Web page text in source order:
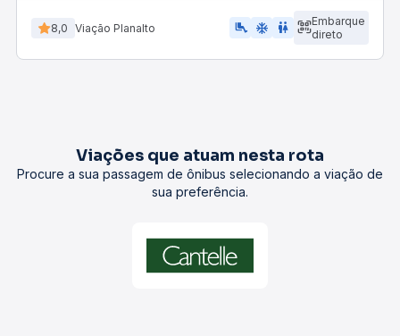
8,0 Viação Planalto airline_seat_legroom_extra ac_unit WC
Embarque
direto
Viações que atuam nesta rota
Procure a sua passagem de ônibus selecionando a viação de
sua preferência.